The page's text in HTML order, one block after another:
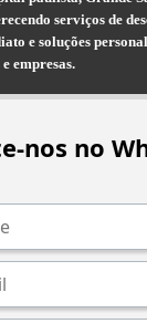
serviços de
e soluções
empresas.
nos no